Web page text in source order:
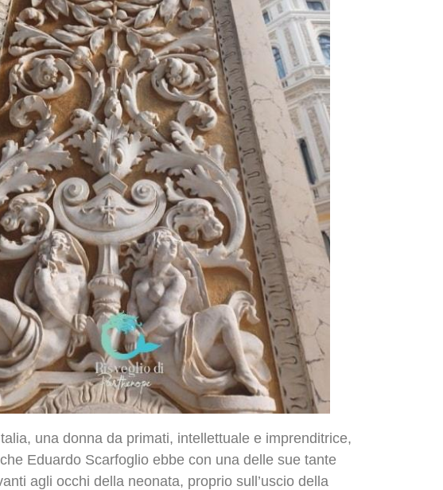
una donna da primati, intellettuale e imprenditrice,
Eduardo Scarfoglio ebbe con una delle sue tante
agli occhi della neonata, proprio sull’uscio della